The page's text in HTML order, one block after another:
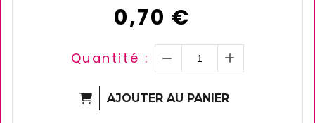
0,70 €
Quantité :
AJOUTER AU PANIER